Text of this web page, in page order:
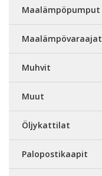
Maalämpöpumput
Maalämpövaraajat
Muhvit
Muut
Öljykattilat
Palopostikaapit